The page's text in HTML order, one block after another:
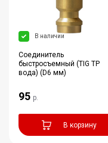
В наличии
Соединитель
быстросъемный (TIG TP
вода) (D6 мм)
95 р.
В корзину